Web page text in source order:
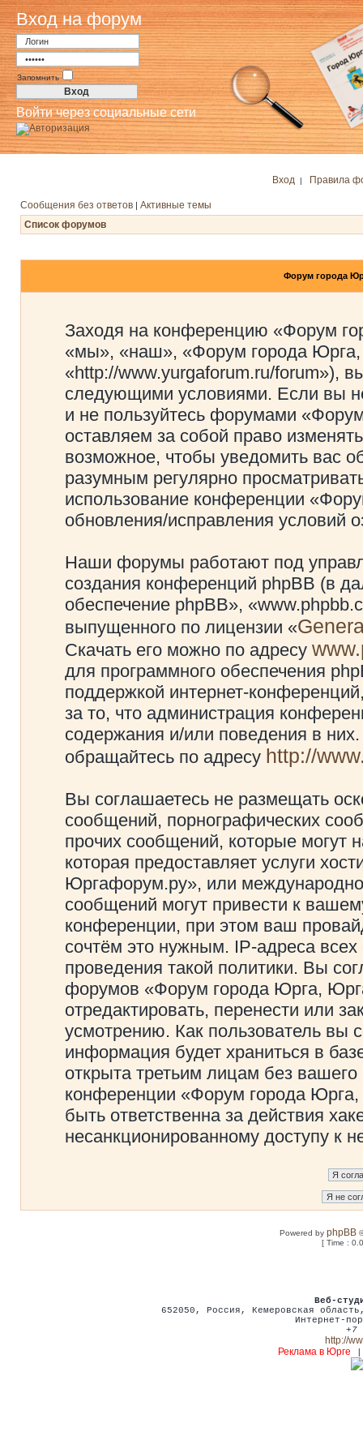
Вход на форум
Запомнить
Войти через социальные сети
Вход | Правила
Сообщения без ответов | Активные темы
Список форумов
Форум города
Заходя на конференцию «Форум
«мы», «наш», «Форум города
«http://www.yurgaforum.ru/forum»),
следующими условиями. Если вы
и не пользуйтесь форумами
оставляем за собой право
возможное, чтобы уведомить вас
разумным регулярно
использование конференции
обновления/исправления условий
Наши форумы работают под
создания конференций phpBB (в
обеспечение phpBB»,
выпущенного по лицензии «
Скачать его можно по адресу
для программного обеспечения
поддержкой интернет-
за то, что администрация
содержания и/или поведения в
обращайтесь по адресу http://
Вы соглашаетесь не размещать
сообщений, порнографических
прочих сообщений, которые могут
которая предоставляет услуги
Юргафорум.ру», или
сообщений могут привести к
конференции, при этом ваш
сочтём это нужным. IP-адреса
проведения такой политики. Вы
форумов «Форум города Юрга,
отредактировать, перенести или
усмотрению. Как пользователь вы
информация будет храниться в
открыта третьим лицам без
конференции «Форум города
быть ответственна за действия
несанкционированному доступу к
Powered byphpBB
[ Time :
Веб-
652050 ,Россия , Кемеровская
Интернет-
+7
http://
Реклама в Юрге